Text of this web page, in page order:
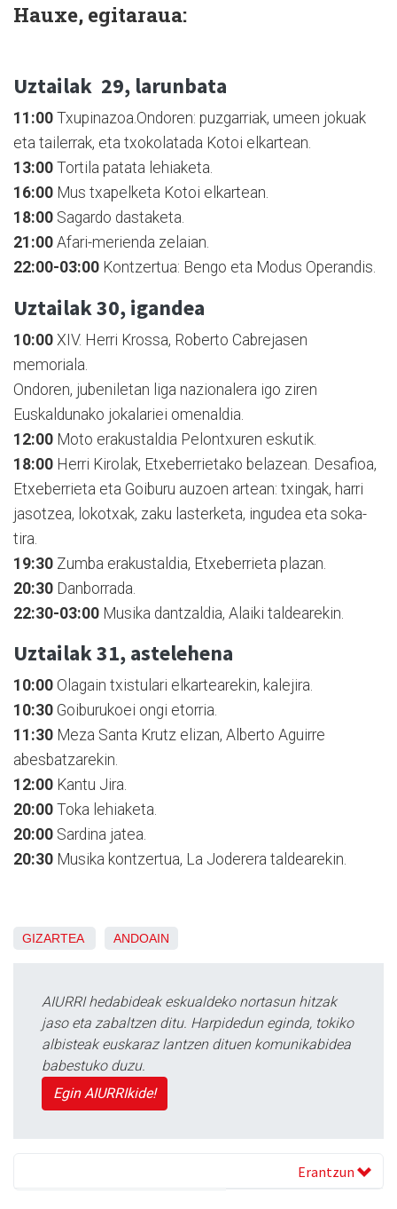
Hauxe, egitaraua:
Uztailak 29, larunbata
11:00 Txupinazoa.Ondoren: puzgarriak, umeen jokuak
eta tailerrak, eta txokolatada Kotoi elkartean.
13:00 Tortila patata lehiaketa.
16:00 Mus txapelketa Kotoi elkartean.
18:00 Sagardo dastaketa.
21:00 Afari-merienda zelaian.
22:00-03:00 Kontzertua: Bengo eta Modus Operandis.
Uztailak 30,igandea
10:00 XIV. Herri Krossa, Roberto Cabrejasen
memoriala.
Ondoren, jubeniletan liga nazionalera igo ziren
Euskaldunako jokalariei omenaldia.
12:00 Moto erakustaldia Pelontxuren eskutik.
18:00 Herri Kirolak, Etxeberrietako belazean. Desafioa,
Etxeberrieta eta Goiburu auzoen artean: txingak, harri
jasotzea, lokotxak, zaku lasterketa, ingudea eta soka-
tira.
19:30 Zumba erakustaldia, Etxeberrieta plazan.
20:30 Danborrada.
22:30-03:00 Musika dantzaldia, Alaiki taldearekin.
Uztailak 31, astelehena
10:00 Olagain txistulari elkartearekin, kalejira.
10:30 Goiburukoei ongi etorria.
11:30 Meza Santa Krutz elizan, Alberto Aguirre
abesbatzarekin.
12:00 Kantu Jira.
20:00 Toka lehiaketa.
20:00 Sardina jatea.
20:30 Musika kontzertua, La Joderera taldearekin.
GIZARTEA ANDOAIN
AIURRI hedabideak eskualdeko nortasun hitzak
jaso eta zabaltzen ditu. Harpidedun eginda, tokiko
albisteak euskaraz lantzen dituen komunikabidea
babestuko duzu.
Egin AIURRIkide!
Erantzun